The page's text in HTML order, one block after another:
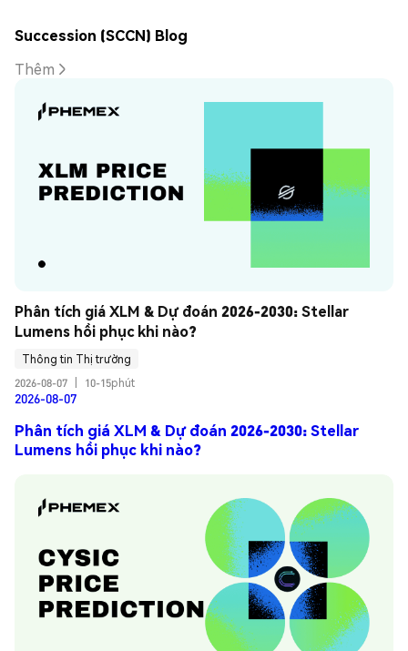
Succession (SCCN) Blog
Thêm
Phân tích giá XLM & Dự đoán 2026-2030: Stellar
Lumens hồi phục khi nào?
Thông tin Thị trường
2026-08-07
10-15phút
2026-08-07
Phân tích giá XLM & Dự đoán 2026-2030: Stellar
Lumens hồi phục khi nào?